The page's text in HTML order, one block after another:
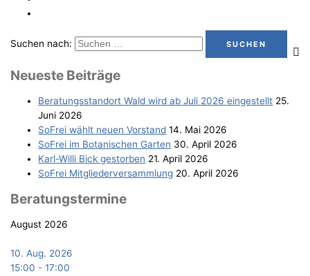
Suchen nach:
Neu­es­te Beiträge
Bera­tungs­stand­ort Wald wird ab Juli 2026 eingestellt 25.
Juni 2026
SoFrei wählt neu­en Vorstand 14. Mai 2026
SoFrei im Bota­ni­schen Garten 30. April 2026
Karl-Wil­li Bick gestorben 21. April 2026
SoFrei Mit­glie­der­ver­samm­lung 20. April 2026
Bera­tungs­ter­mi­ne
August 2026
10. Aug. 2026
15:00 -17:00